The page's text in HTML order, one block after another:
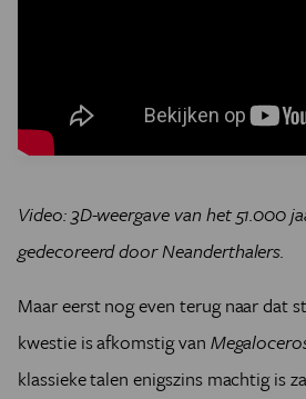
Video: 3D-weergave van het 51.000
gedecoreerd door Neanderthalers.
Maar eerst nog even terug naar dat
kwestie is afkomstig van
klassieke talen enigszins machtig is